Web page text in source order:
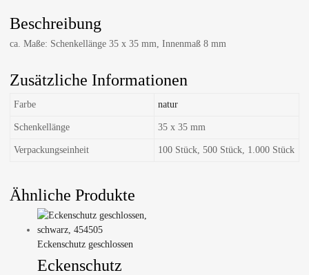
Beschreibung
ca. Maße: Schenkellänge 35 x 35 mm, Innenmaß 8 mm
Zusätzliche Informationen
Farbe natur
Schenkellänge 35 x 35 mm
Verpackungseinheit 100 Stück, 500 Stück, 1.000 Stück
Ähnliche Produkte
Eckenschutz geschlossen
Eckenschutz